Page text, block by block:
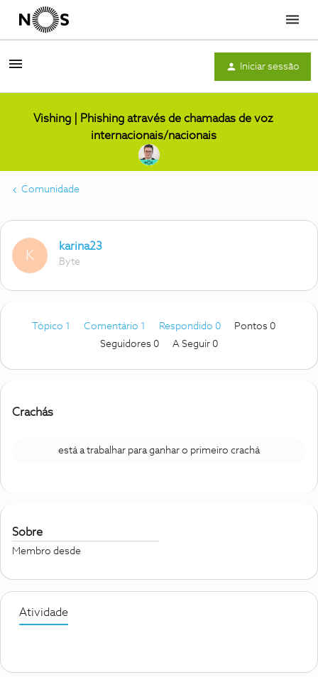
Menu
Iniciar sessão
Vishing | Phishing através de chamadas de voz
internacionais/nacionais
Comunidade
K
karina23
Byte
Tópico 1 Comentário 1 Respondido 0
Pontos 0
Seguidores 0 A Seguir 0
Crachás
está a trabalhar para ganhar o primeiro crachá
Sobre
Membro desde
Atividade